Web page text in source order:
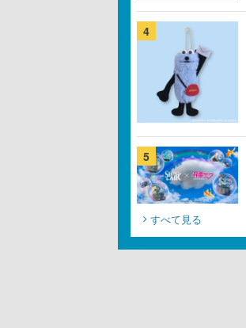
4
5
すべて見る